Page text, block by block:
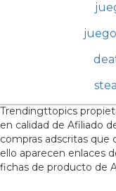
Trendingttopics
en calidad de Afiliado
compras adscritas que
ello aparecen enlaces
fichas de producto de